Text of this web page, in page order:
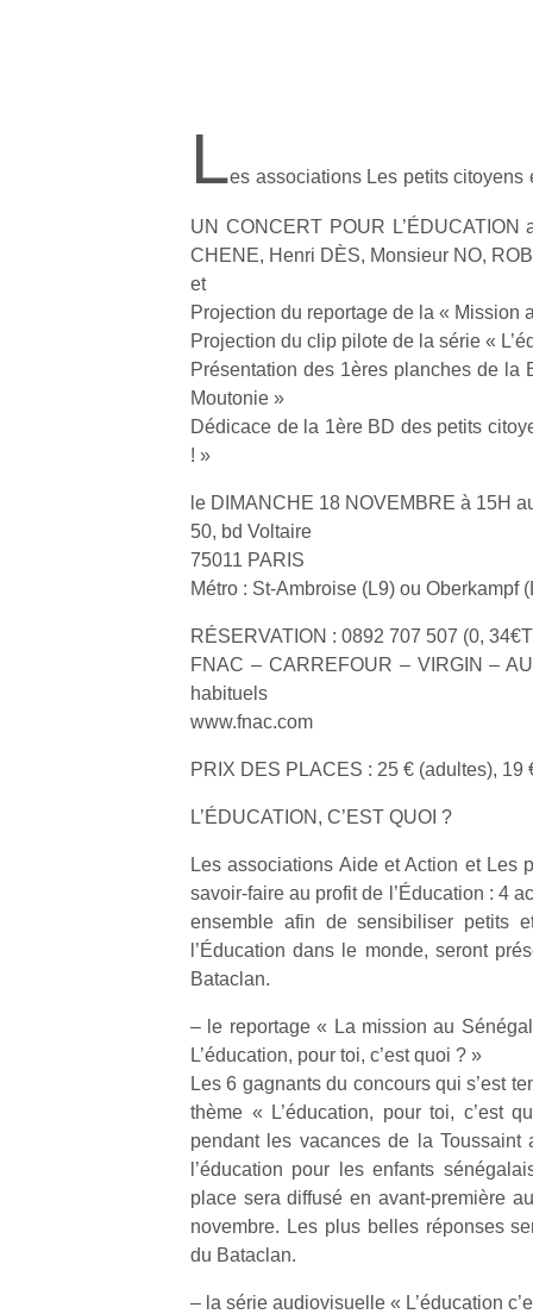
Les associations Les petits citoyens
UN CONCERT POUR L’ÉDUCATION
CHENE, Henri DÈS, Monsieur NO,
et
Projection du reportage de la « Mission
Projection du clip pilote de la série «
Présentation des 1ères planches de la
Moutonie »
Dédicace de la 1ère BD des petits
! »
le DIMANCHE 18 NOVEMBRE à 15H
50, bd Voltaire
75011 PARIS
Métro : St-Ambroise (L9) ou Oberkampf
RÉSERVATION : 0892 707 507 (0,
FNAC – CARREFOUR – VIRGIN –
habituels
www.fnac.com
PRIX DES PLACES : 25 € (adultes), 19
L’ÉDUCATION, C’EST QUOI ?
Les associations Aide et Action et Les
savoir-faire au profit de l’Éducation : 4
ensemble afin de sensibiliser petits
l’Éducation dans le monde, seront
Bataclan.
– le reportage « La mission au
L’éducation, pour toi, c’est quoi ? »
Les 6 gagnants du concours qui s’est
thème « L’éducation, pour toi, c’est
pendant les vacances de la Toussaint
l’éducation pour les enfants
place sera diffusé en avant-première
novembre. Les plus belles réponses
du Bataclan.
– la série audiovisuelle « L’éducation